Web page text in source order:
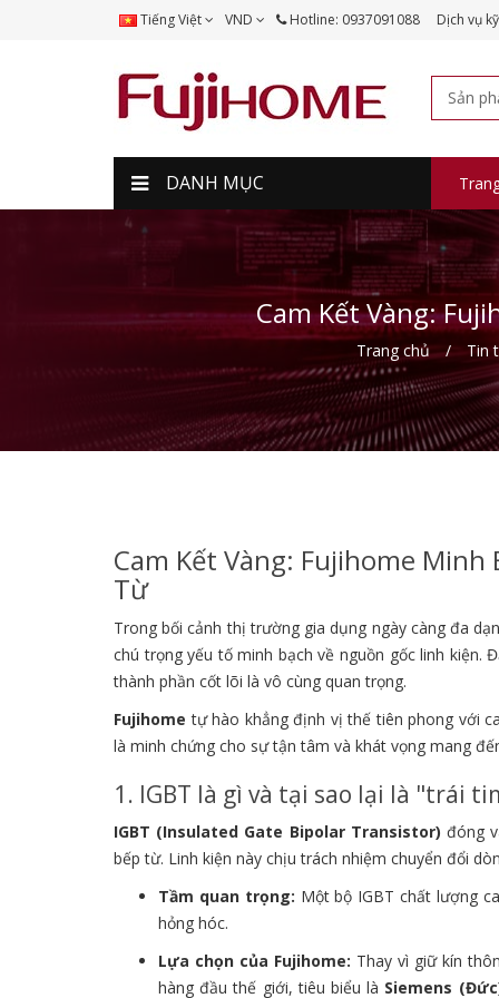
Tiếng Việt VND Hotline: 0937091088 Dịch vụ
DANH MỤC
Cam Kết Vàng:
Trang chủ Tin
Cam Kết Vàng: Fujihome Minh
Từ
Trong bối cảnh thị trường gia dụng ngày càng đa
chú trọng yếu tố minh bạch về nguồn gốc linh
thành phần cốt lõi là vô cùng quan trọng.
Fujihome tự hào khẳng định vị thế tiên phong với
là minh chứng cho sự tận tâm và khát vọng mang
1. IGBT là gì và tại sao lại là "trái
IGBT (Insulated Gate Bipolar Transistor) đóng
bếp từ. Linh kiện này chịu trách nhiệm chuyển đổi
Tầm quan trọng: Một bộ IGBT chất lượng
hỏng hóc.
Lựa chọn của Fujihome: Thay vì giữ kín
hàng đầu thế giới, tiêu biểu là Siemens